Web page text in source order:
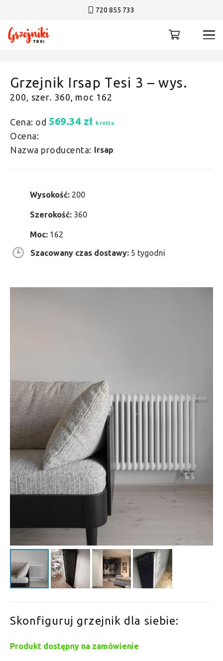
720 855 733
Grzejnik Irsap Tesi 3 – wys.
200, szer. 360, moc 162
Cena: od 569.34 zł brutto
Ocena:
Nazwa producenta: Irsap
Wysokość: 200
Szerokość: 360
Moc: 162
Szacowany czas dostawy: 5 tygodni
Skonfiguruj grzejnik dla siebie:
Produkt dostępny na zamówienie